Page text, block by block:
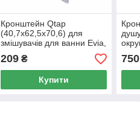
Кронштейн Qtap
(40,7x62,5x70,6) для
змішувачів для ванни Evia,
Tern
QTEVITER40762570649925
209₴
Купити
750